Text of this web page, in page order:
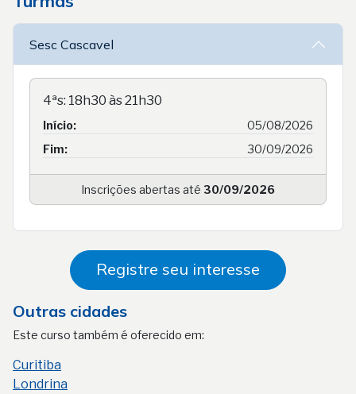
Sesc Cascavel
4ªs: 18h30 às 21h30
Início:
05/08/2026
Fim:
30/09/2026
Inscrições abertas até 30/09/2026
Registre seu interesse
Outras cidades
Este curso também é oferecido em:
Curitiba
Londrina